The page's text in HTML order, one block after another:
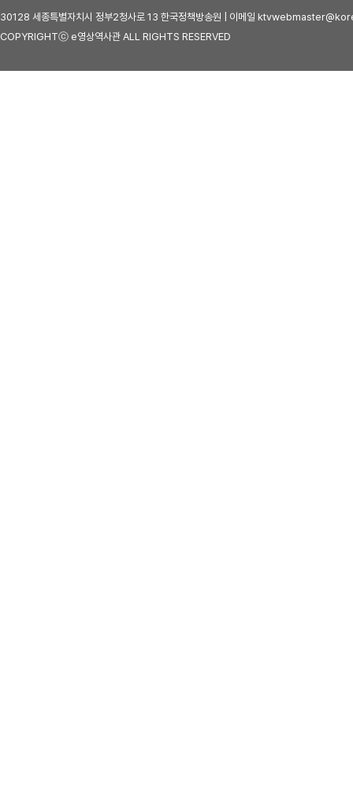
30128 세종특별자치시 정부2청사로 13 한국정책방송원 | 이메일
COPYRIGHTⓒ e영상역사관 ALL RIGHTS RESERVED